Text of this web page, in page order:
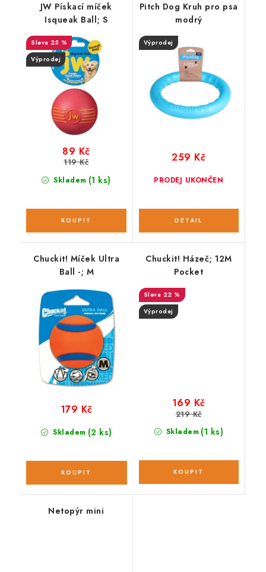
JW Pískací míček
Isqueak Ball; S
25 %
Výprodej
Skladem (1 ks)
89 Kč
119 Kč
Pitch Dog Kruh pro psa
modrý
Výprodej
PRODEJ UKONČEN
259 Kč
Chuckit! Míček Ultra
Ball -; M
Skladem (2 ks)
179 Kč
Chuckit! Házeč; 12M
Pocket
22 %
Výprodej
Skladem (1 ks)
169 Kč
219 Kč
Netopýr mini